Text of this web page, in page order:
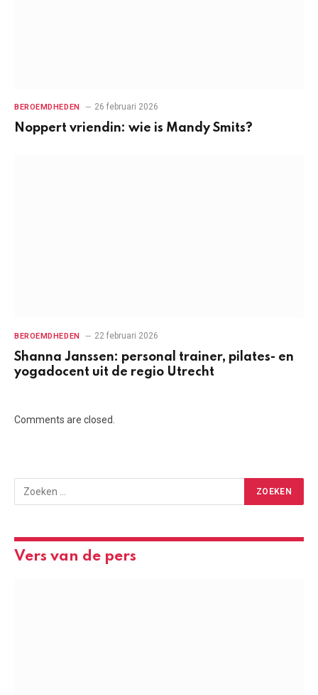
BEROEMDHEDEN 26 februari 2026
Noppert vriendin: wie is Mandy Smits?
BEROEMDHEDEN 22 februari 2026
Shanna Janssen: personal trainer, pilates- en
yogadocent uit de regio Utrecht
Comments are closed.
Vers van de pers